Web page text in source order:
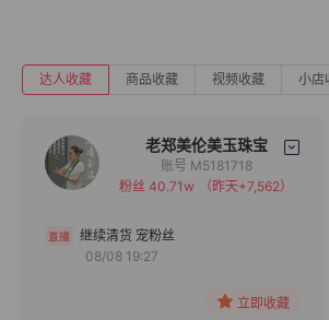
达人收藏 商品收藏 视频收藏 小店
老郑美伦美玉珠宝
备注
账号 M5181718
粉丝 40.71w
（昨天+7,562）
继续清货 宠粉丝
08/08 19:27
立即收藏